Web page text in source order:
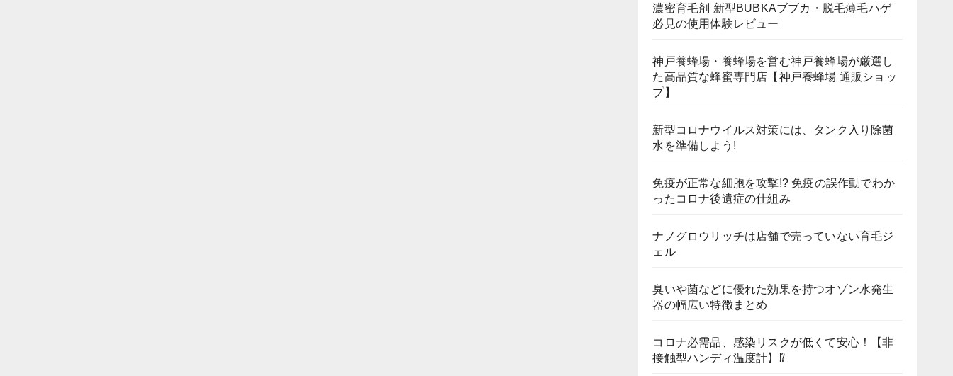
濃密育毛剤 新型BUBKAブブカ・脱毛薄毛ハゲ
必見の使用体験レビュー
神戸養蜂場・養蜂場を営む神戸養蜂場が厳選し
た高品質な蜂蜜専門店【神戸養蜂場 通販ショッ
プ】
新型コロナウイルス対策には、タンク入り除菌
水を準備しよう!
免疫が正常な細胞を攻撃!? 免疫の誤作動でわか
ったコロナ後遺症の仕組み
ナノグロウリッチは店舗で売っていない育毛ジ
ェル
臭いや菌などに優れた効果を持つオゾン水発生
器の幅広い特徴まとめ
コロナ必需品、感染リスクが低くて安心！【非
接触型ハンディ温度計】⁉